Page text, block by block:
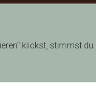
klickst, stimmst du